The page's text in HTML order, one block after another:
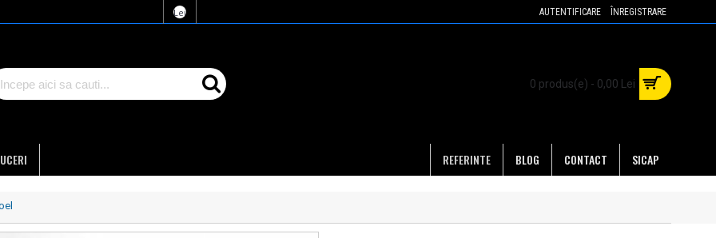
Lei AUTENTIFICARE ÎNREGISTRARE
0 produs(e) - 0,00 Lei
SICAP
CONTACT
BLOG
REFERINTE